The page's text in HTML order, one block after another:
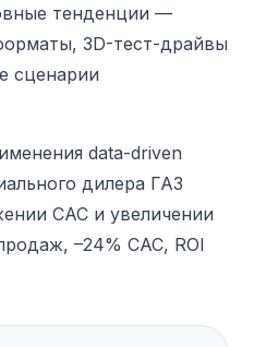
тенденции —
3D-тест-драйвы
сценарии
data-driven
дилера ГАЗ
CAC и увеличении
–24% CAC, ROI